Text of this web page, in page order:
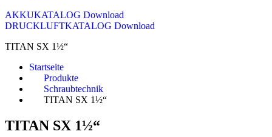
AKKUKATALOG Download
DRUCKLUFTKATALOG Download
TITAN SX 1½“
Startseite
Produkte
Schraubtechnik
TITAN SX 1½“
TITAN SX 1½“